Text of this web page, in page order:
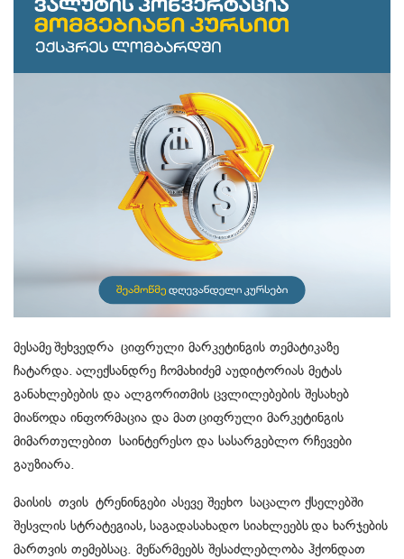
მესამე შეხვედრა ციფრული მარკეტინგის თემატიკაზე
ჩატარდა. ალექსანდრე ჩომახიძემ აუდიტორიას მეტას
განახლებების და ალგორითმის ცვლილებების შესახებ
მიაწოდა ინფორმაცია და მათ ციფრული მარკეტინგის
მიმართულებით საინტერესო და სასარგებლო რჩევები
გაუზიარა.
მაისის თვის ტრენინგები ასევე შეეხო საცალო ქსელებში
შესვლის სტრატეგიას, საგადასახადო სიახლეებს და ხარჯების
მართვის თემებსაც. მეწარმეებს შესაძლებლობა ჰქონდათ